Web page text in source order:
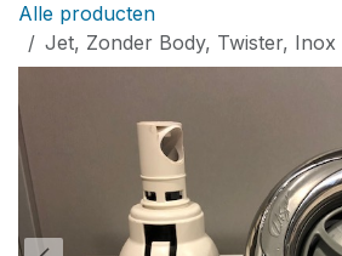
Alle producten
Jet, Zonder Body, Twister, Inox